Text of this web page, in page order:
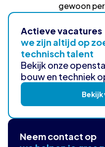
gewoon
Actieve vacatures
we zijn altijd op
technisch talent
Bekijk onze
bouw en techniek
Neem contact op